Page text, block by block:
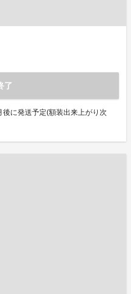
了
に発送予定(額装出来上がり次